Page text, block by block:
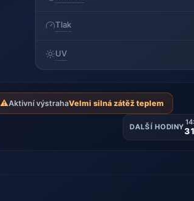
Tlak
UV
⚠️Aktivní výstrahaVelmi silná zátěž teplem
DALŠÍ HODINY